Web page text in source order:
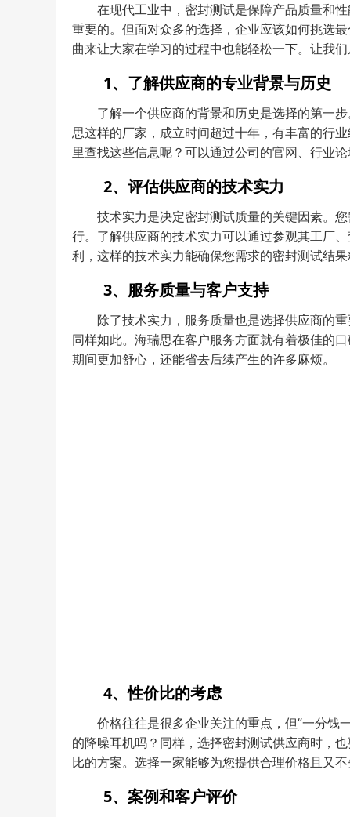
在现代工业中，密封测试是保障产品质量和
重要的。但面对众多的选择，企业应该如何挑选
曲来让大家在学习的过程中也能轻松一下。让我
1、了解供应商的专业背景与历史
了解一个供应商的背景和历史是选择的第一
思这样的厂家，成立时间超过十年，有丰富的行
里查找这些信息呢？可以通过公司的官网、行业
2、评估供应商的技术实力
技术实力是决定密封测试质量的关键因素。
行。了解供应商的技术实力可以通过参观其工厂
利，这样的技术实力能确保您需求的密封测试结果
3、服务质量与客户支持
除了技术实力，服务质量也是选择供应商的
同样如此。海瑞思在客户服务方面就有着极佳的
期间更加舒心，还能省去后续产生的许多麻烦。
4、性价比的考虑
价格往往是很多企业关注的重点，但“一分钱
的降噪耳机吗？同样，选择密封测试供应商时，
比的方案。选择一家能够为您提供合理价格且又
5、案例和客户评价